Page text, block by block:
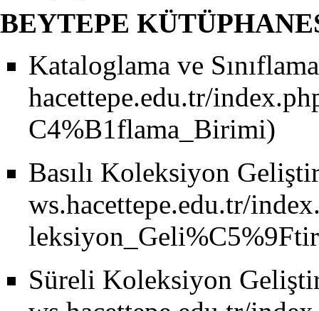
BEYTEPE
Kataloglama ve
Basılı Koleksiyon
Süreli Koleksiyon